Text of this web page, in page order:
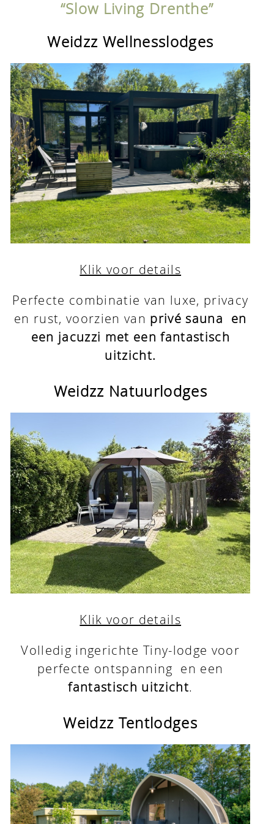
Vakantieboerderij
Over
Weidzz
Duurzaam
verblijven
Uitstapjes
in
de
buurt
Reserveren
Contact
“Slow Living Drenthe”
Weidzz Wellnesslodges
Klik voor details
Perfecte combinatie van luxe, privacy
en rust, voorzien van privé sauna en
een jacuzzi met een fantastisch
uitzicht.
Weidzz Natuurlodges
Klik voor details
Volledig ingerichte Tiny-lodge voor
perfecte ontspanning en een
fantastisch uitzicht.
Weidzz Tentlodges